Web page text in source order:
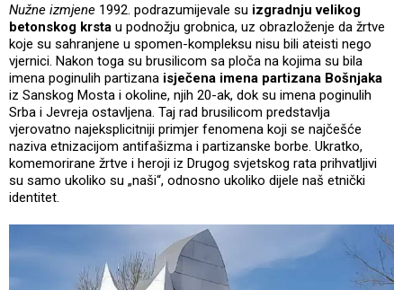
Nužne izmjene 1992. podrazumijevale su izgradnju velikog
betonskog krsta u podnožju grobnica, uz obrazloženje da žrtve
koje su sahranjene u spomen-kompleksu nisu bili ateisti nego
vjernici. Nakon toga su brusilicom sa ploča na kojima su bila
imena poginulih partizana isječena imena partizana Bošnjaka
iz Sanskog Mosta i okoline, njih 20-ak, dok su imena poginulih
Srba i Jevreja ostavljena. Taj rad brusilicom predstavlja
vjerovatno najeksplicitniji primjer fenomena koji se najčešće
naziva etnizacijom antifašizma i partizanske borbe. Ukratko,
komemorirane žrtve i heroji iz Drugog svjetskog rata prihvatljivi
su samo ukoliko su „naši“, odnosno ukoliko dijele naš etnički
identitet.